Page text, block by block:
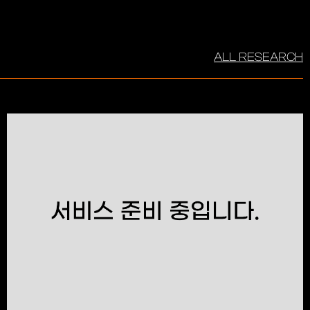
ALL RESEARCH